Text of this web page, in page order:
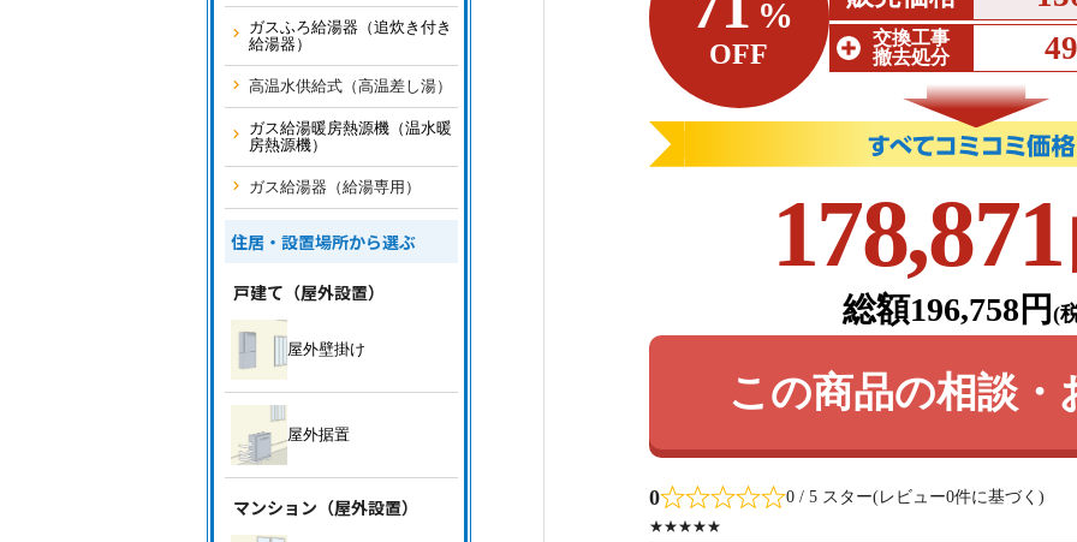
%
OFF
交換工事
撤去処分
178,871
総額196,758円 (
この商品の相談・
0 0 / 5 スター(レビュー0件に基づく)
★★★★★
ガスふろ給湯器（追炊き付き
給湯器）
高温水供給式（高温差し湯）
ガス給湯暖房熱源機（温水暖
房熱源機）
ガス給湯器（給湯専用）
住居・設置場所から選ぶ
戸建て（屋外設置）
屋外壁掛け
屋外据置
マンション（屋外設置）